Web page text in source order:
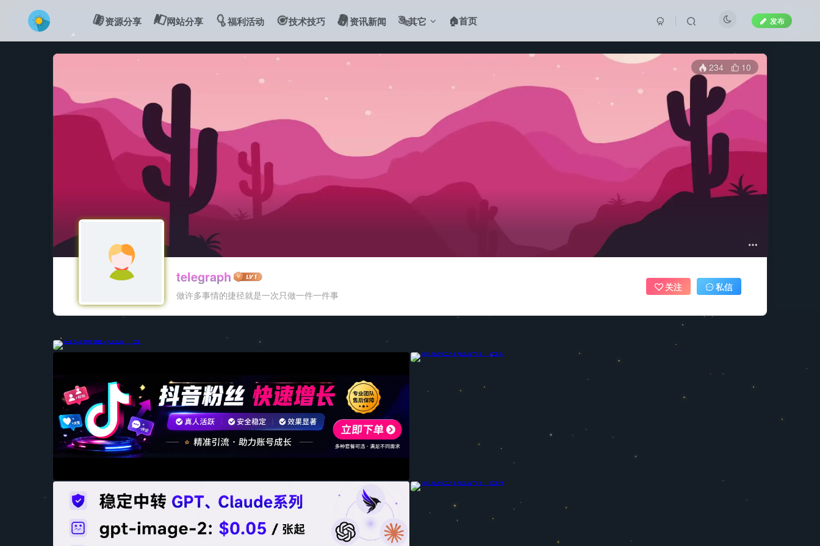
🍔资源分享 💻网站分享 🍗福利活动 🎯技术技巧 📻资讯新闻 ✌️其它 🏠首页 发布
234 10
teIegraph
做许多事情的捷径就是一次只做一件一件事
关注 私信